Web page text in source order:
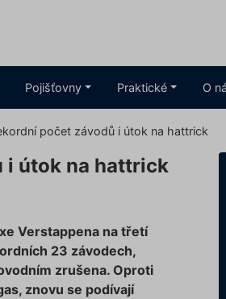
Pojišťovny Praktické O
počet závodů i útok na hattrick
i útok na hattrick
Verstappena na třetí
23 závodech,
zrušena. Oproti
znovu se podívají